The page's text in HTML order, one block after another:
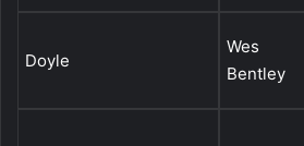
Doyle
Wes
Bentley